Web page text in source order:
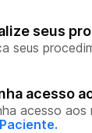
seus
seus
acesso
acesso aos